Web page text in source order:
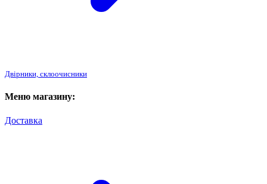
Двірники, склоочисники
Меню магазину:
Доставка